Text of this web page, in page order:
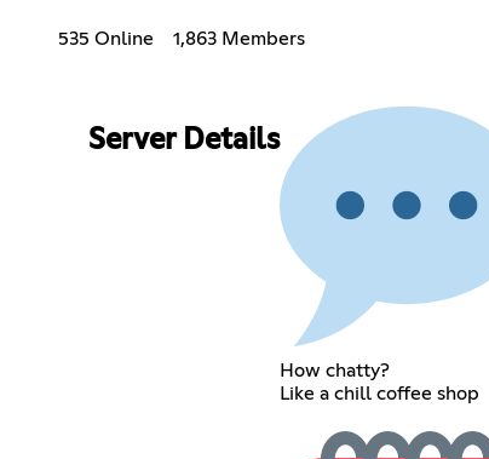
535 Online 1,863 Members
Server Details
How chatty?
Like a chill coffee shop